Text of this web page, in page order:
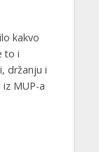
kakvo
to i
držanju i
MUP-a